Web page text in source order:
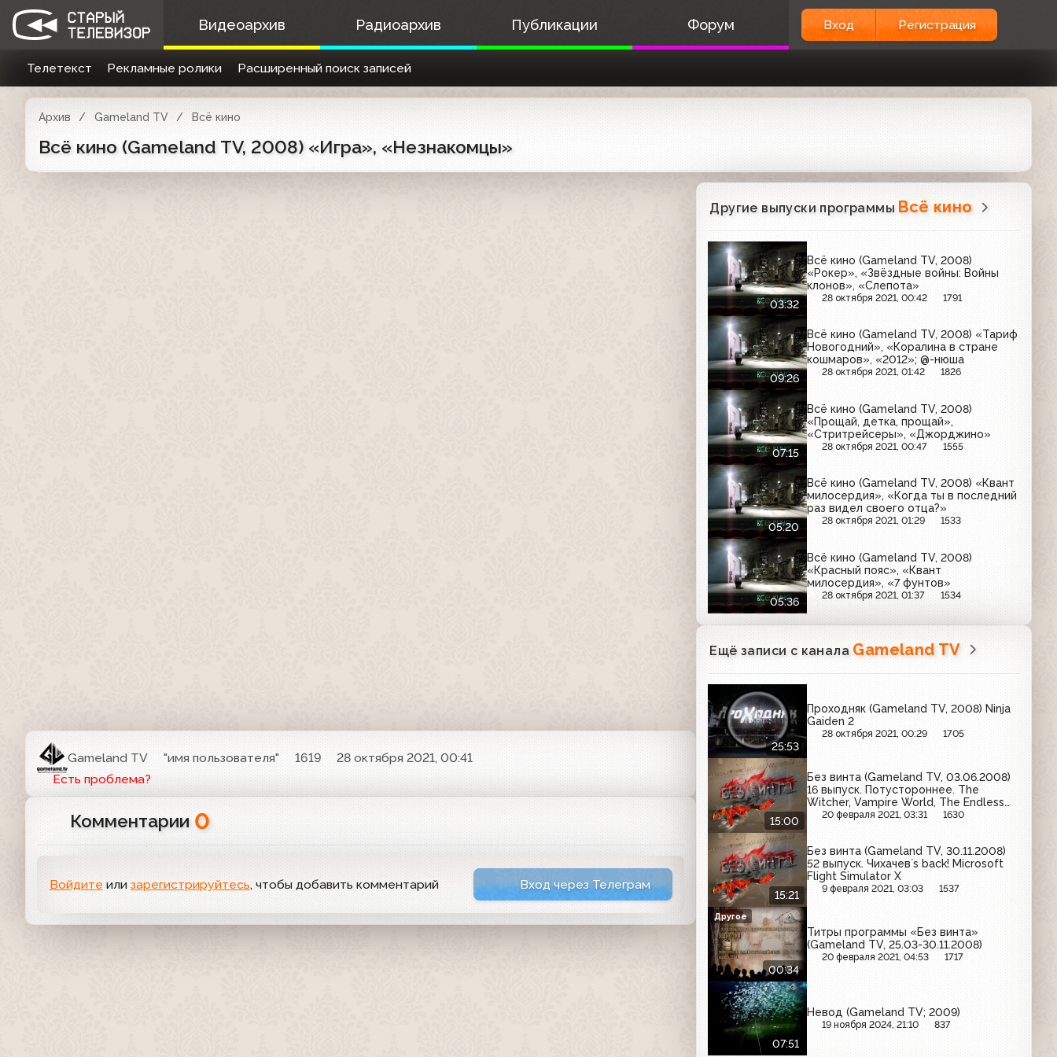
Видеоархив Радиоархив Публикации Форум Вход Регистрация
Телетекст Рекламные ролики Расширенный поиск записей
Архив Gameland TV Всё кино
Всё кино (Gameland TV, 2008) «Игра», «Незнакомцы»
Gameland TV "имя пользователя" 1619
28 октября 2021, 00:41
Есть проблема?
Комментарии 0
Войдите или зарегистрируйтесь, чтобы добавить комментарий Вход через Телеграм
Другие выпуски программы Всё кино
03:32
Всё кино (Gameland TV, 2008)
«Рокер», «Звёздные войны: Войны
клонов», «Слепота»
28 октября 2021, 00:42 1791
09:26
Всё кино (Gameland TV, 2008) «Тариф
Новогодний», «Коралина в стране
кошмаров», «2012»; @-нюша
28 октября 2021, 01:42 1826
07:15
Всё кино (Gameland TV, 2008)
«Прощай, детка, прощай»,
«Стритрейсеры», «Джорджино»
28 октября 2021, 00:47 1555
05:20
Всё кино (Gameland TV, 2008) «Квант
милосердия», «Когда ты в последний
раз видел своего отца?»
28 октября 2021, 01:29 1533
05:36
Всё кино (Gameland TV, 2008)
«Красный пояс», «Квант
милосердия», «7 фунтов»
28 октября 2021, 01:37 1534
Ещё записи с канала Gameland TV
25:53
Проходняк (Gameland TV, 2008) Ninja
Gaiden 2
28 октября 2021, 00:29 1705
15:00
Без винта (Gameland TV, 03.06.2008)
16 выпуск. Потустороннее. The
Witcher, Vampire World, The Endless
Forest
20 февраля 2021, 03:31 1630
15:21
Без винта (Gameland TV, 30.11.2008)
52 выпуск. Чихачев`s back! Microsoft
Flight Simulator X
9 февраля 2021, 03:03 1537
00:34
Титры программы «Без винта»
(Gameland TV, 25.03-30.11.2008)
20 февраля 2021, 04:53 1717
Другое
07:51
Невод (Gameland TV; 2009)
19 ноября 2024, 21:10 837